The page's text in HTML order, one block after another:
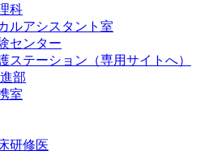
科
ルアシスタント室
センター
ステーション（専用サイトへ）
部
室
研修医